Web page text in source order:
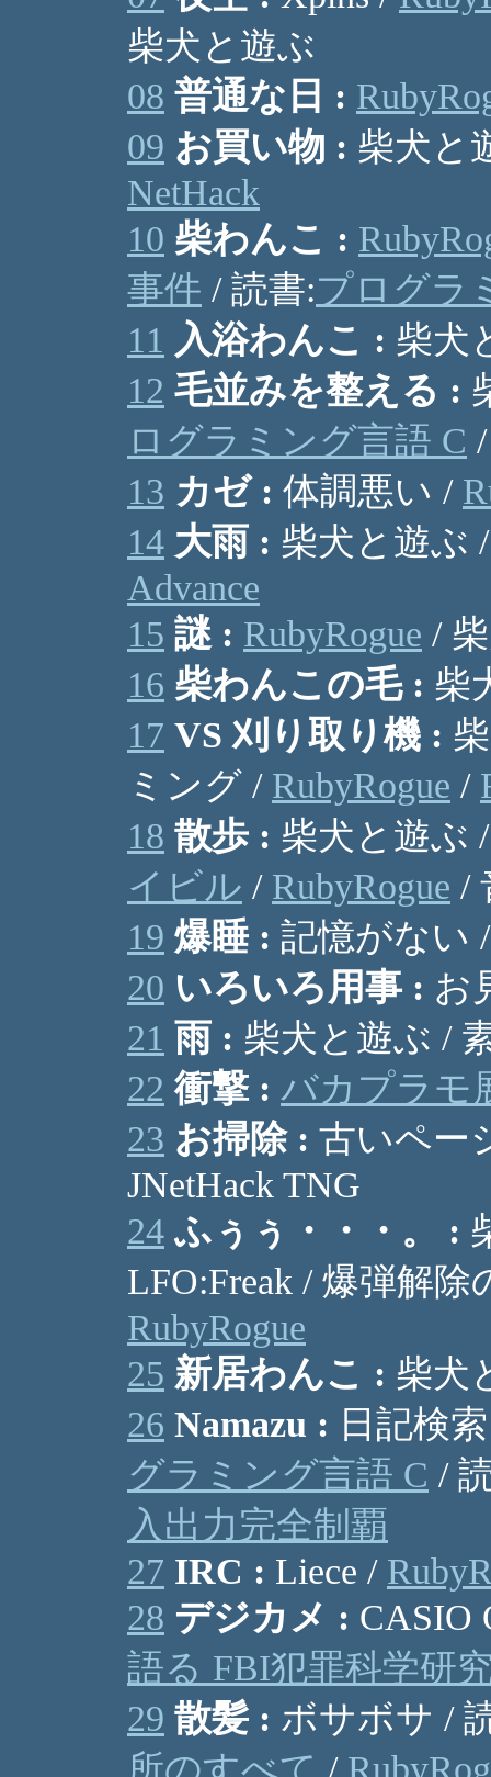
柴犬と遊ぶ
08 普通な日 :
09 お買い物 : 柴犬と
NetHack
10 柴わんこ :
事件 / 読書:プログラ
11 入浴わんこ : 柴犬
12 毛並みを整える :
ログラミング言語 C
13 カゼ : 体調悪い /
14 大雨 : 柴犬と遊ぶ
Advance
15 謎 : RubyRogue /
16 柴わんこの毛 : 柴
17 VS 刈り取り機 :
ミング / RubyRogue /
18 散歩 : 柴犬と遊ぶ
イビル / RubyRogue /
19 爆睡 : 記憶がない
20 いろいろ用事 : お
21 雨 : 柴犬と遊ぶ /
22 衝撃 : バカプラモ
23 お掃除 : 古いペー
JNetHack TNG
24 ふぅぅ・・・。 :
LFO:Freak / 爆弾解
RubyRogue
25 新居わんこ : 柴犬
26 Namazu : 日記検
グラミング言語 C /
入出力完全制覇
27 IRC : Liece /
28 デジカメ : CASIO
語る FBI犯罪科学研
29 散髪 : ボサボサ /
所のすべて /